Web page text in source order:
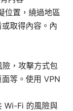
位置，繞過地區
取得內容。內
，攻擊方式包
等。使用 VPN
Wi-Fi 的風險與